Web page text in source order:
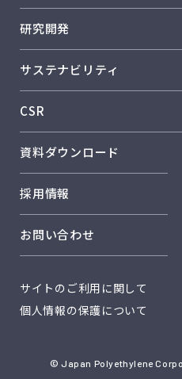
トップメッセージ
企業理念
事業概要
会社概要
製品情報 トップ
ノバテック™ HD
ノバテック™ LL
ノバテック™ LD
カーネル™
キレポリ™
開発品：アイオノマー
研究開発
研究開発 トップ
R&D方針・戦略
研究体制・研究所紹介
コア技術
環境に配慮した製品開発
品質保証
サステナビリティ
サステナビリティ トップ
トップメッセージ
日本ポリエチレンのサステ
日本ポリエチレンのソリュ
RC活動
安全・保安
CSR
CSR トップ
従業員とともに
お客様とともに
資料ダウンロード
採用情報
お問い合わせ
サイトのご利用に関して
個人情報の保護について
© Japan Polyethylene